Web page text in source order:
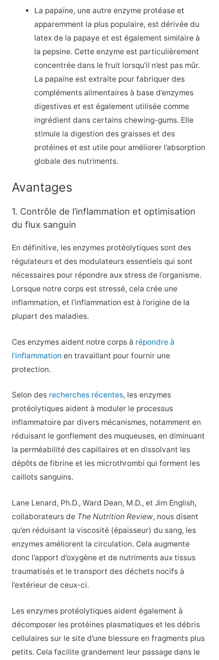
La papaïne, une autre enzyme protéase et
apparemment la plus populaire, est dérivée du
latex de la papaye et est également similaire à
la pepsine. Cette enzyme est particulièrement
concentrée dans le fruit lorsqu’il n’est pas mûr.
La papaïne est extraite pour fabriquer des
compléments alimentaires à base d’enzymes
digestives et est également utilisée comme
ingrédient dans certains chewing-gums. Elle
stimule la digestion des graisses et des
protéines et est utile pour améliorer l’absorption
globale des nutriments.
Avantages
1. Contrôle de l’inflammation et optimisation
du flux sanguin
En définitive, les enzymes protéolytiques sont des
régulateurs et des modulateurs essentiels qui sont
nécessaires pour répondre aux stress de l’organisme.
Lorsque notre corps est stressé, cela crée une
inflammation, et l’inflammation est à l’origine de la
plupart des maladies.
Ces enzymes aident notre corps à répondre à
l’inflammation en travaillant pour fournir une
protection.
Selon des recherches récentes, les enzymes
protéolytiques aident à moduler le processus
inflammatoire par divers mécanismes, notamment en
réduisant le gonflement des muqueuses, en diminuant
la perméabilité des capillaires et en dissolvant les
dépôts de fibrine et les microthrombi qui forment les
caillots sanguins.
Lane Lenard, Ph.D., Ward Dean, M.D., et Jim English,
collaborateurs de The Nutrition Review, nous disent
qu’en réduisant la viscosité (épaisseur) du sang, les
enzymes améliorent la circulation. Cela augmente
donc l’apport d’oxygène et de nutriments aux tissus
traumatisés et le transport des déchets nocifs à
l’extérieur de ceux-ci.
Les enzymes protéolytiques aident également à
décomposer les protéines plasmatiques et les débris
cellulaires sur le site d’une blessure en fragments plus
petits. Cela facilite grandement leur passage dans le